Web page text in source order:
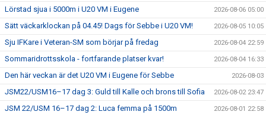
Lörstad sjua i 5000m i U20 VM i Eugene 2026-08-06 05:00
Sätt väckarklockan på 04.45! Dags för Sebbe i U20 VM! 2026-08-05 10:05
Sju IFKare i Veteran-SM som börjar på fredag 2026-08-04 22:59
Sommaridrottsskola - fortfarande platser kvar! 2026-08-04 16:33
Den här veckan är det U20 VM i Eugene för Sebbe 2026-08-03
JSM22/USM16–17 dag 3: Guld till Kalle och brons till Sofia 2026-08-02 23:47
JSM 22/USM 16–17 dag 2: Luca femma på 1500m 2026-08-01 22:58